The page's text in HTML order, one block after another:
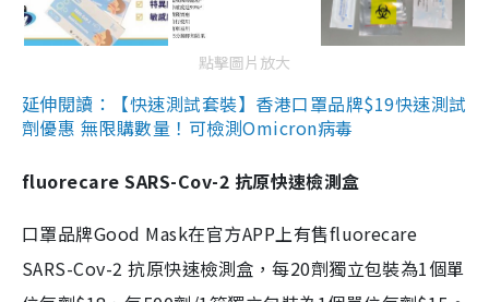
點擊圖片放大
延伸閱讀：【快速測試套裝】香港口罩品牌$19快速測試
劑優惠 無限購數量！可檢測Omicron病毒
fluorecare SARS-Cov-2 抗原快速檢測盒
口罩品牌Good Mask在官方APP上有售fluorecare
SARS-Cov-2 抗原快速檢測盒，每20劑獨立包裝為1個單